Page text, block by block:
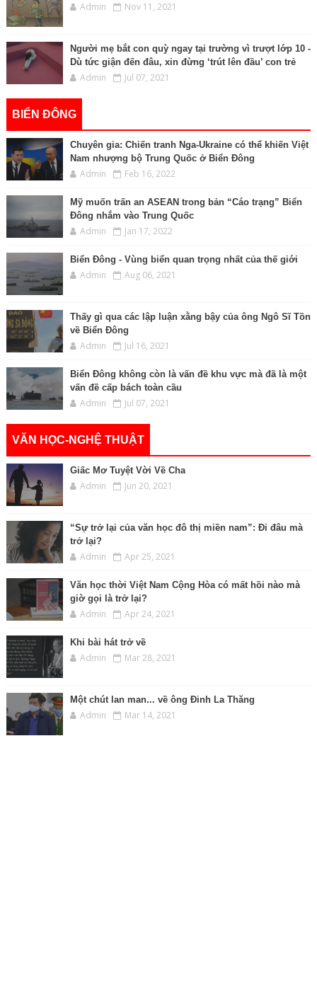
Admin Nov 11, 2021
Người mẹ bắt con quỳ ngay tại trường vì trượt lớp 10 -
Dù tức giận đến đâu, xin đừng ‘trút lên đầu’ con trẻ
Admin Jul 07, 2021
BIỂN ĐÔNG
Chuyên gia: Chiến tranh Nga-Ukraine có thể khiến Việt
Nam nhượng bộ Trung Quốc ở Biển Đông
Admin Feb 16, 2022
Mỹ muốn trấn an ASEAN trong bản “Cáo trạng” Biển
Đông nhắm vào Trung Quốc
Admin Jan 17, 2022
Biển Đông - Vùng biển quan trọng nhất của thế giới
Admin Aug 06, 2021
Thấy gì qua các lập luận xằng bậy của ông Ngô Sĩ Tồn
về Biển Đông
Admin Jul 16, 2021
Biển Đông không còn là vấn đề khu vực mà đã là một
vấn đề cấp bách toàn cầu
Admin Jul 07, 2021
VĂN HỌC-NGHỆ THUẬT
Giấc Mơ Tuyệt Vời Về Cha
Admin Jun 20, 2021
“Sự trở lại của văn học đô thị miền nam”: Đi đâu mà
trở lại?
Admin Apr 25, 2021
Văn học thời Việt Nam Cộng Hòa có mất hồi nào mà
giờ gọi là trở lại?
Admin Apr 24, 2021
Khi bài hát trở về
Admin Mar 28, 2021
Một chút lan man... về ông Đinh La Thăng
Admin Mar 14, 2021